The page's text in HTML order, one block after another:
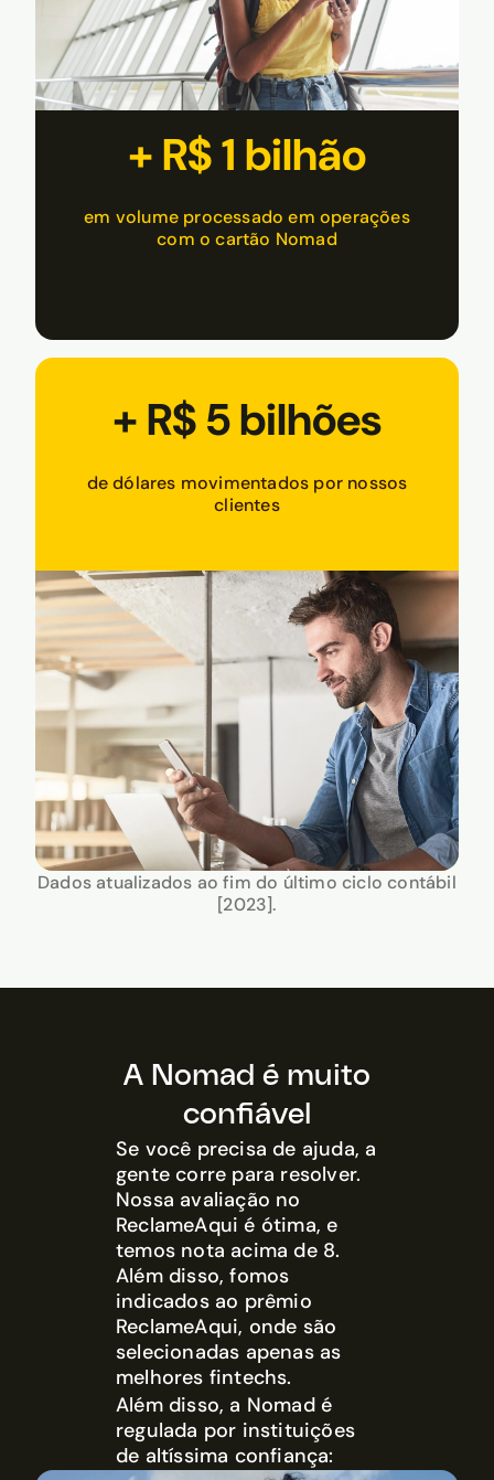
+ R$ 1 bilhão
em volume processado em operações
com o cartão Nomad
+ R$ 5 bilhões
de dólares movimentados por nossos
clientes
Dados atualizados ao fim do último ciclo contábil
[2023].
A Nomad é muito
confiável
Se você precisa de ajuda, a
gente corre para resolver.
Nossa avaliação no
ReclameAqui é ótima, e
temos nota acima de 8.
Além disso, fomos
indicados ao prêmio
ReclameAqui, onde são
selecionadas apenas as
melhores fintechs.
Além disso, a Nomad é
regulada por instituições
de altíssima confiança: